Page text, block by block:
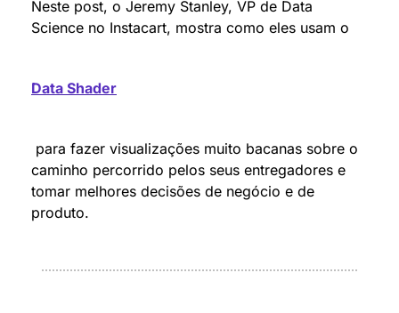
Neste post, o Jeremy Stanley, VP de Data
Science no Instacart, mostra como eles usam o
Data Shader
caminho percorrido pelos seus entregadores e
tomar melhores decisões de negócio e de
produto.